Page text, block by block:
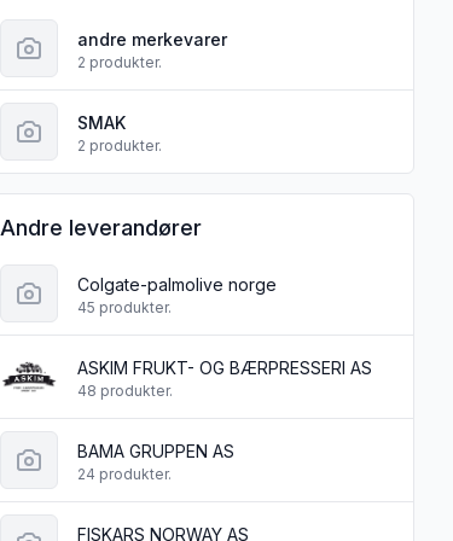
andre merkevarer
2 produkter.
SMAK
2 produkter.
Andre leverandører
Colgate-palmolive norge
45 produkter.
ASKIM FRUKT- OG BÆRPRESSERI AS
48 produkter.
BAMA GRUPPEN AS
24 produkter.
FISKARS NORWAY AS